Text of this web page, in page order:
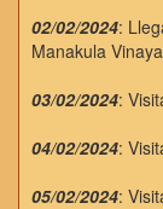
02/02/2024:
Manakula
03/02/2024:
04/02/2024:
05/02/2024: